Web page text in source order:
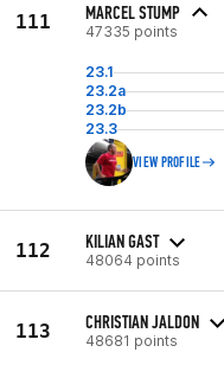
111 MARCEL STUMP
47335 points
23.1
23.2a
23.2b
23.3
VIEW PROFILE
112 KILIAN GAST
48064 points
113 CHRISTIAN JALDON
48681 points